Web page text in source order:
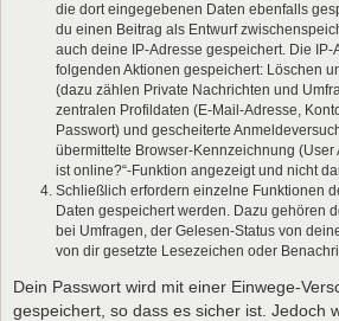
die dort eingegebenen Daten ebenfalls
du einen Beitrag als Entwurf
auch deine IP-Adresse gespeichert. Die
folgenden Aktionen gespeichert: Löschen
(dazu zählen Private Nachrichten und
zentralen Profildaten (E-Mail-Adresse,
Passwort) und gescheiterte
übermittelte Browser-Kennzeichnung (User
ist online?“-Funktion angezeigt und nicht
Schließlich erfordern einzelne Funktionen
Daten gespeichert werden. Dazu gehören
bei Umfragen, der Gelesen-Status von
von dir gesetzte Lesezeichen oder
Dein Passwort wird mit einer Einwege-
gespeichert, so dass es sicher ist. Jedoch